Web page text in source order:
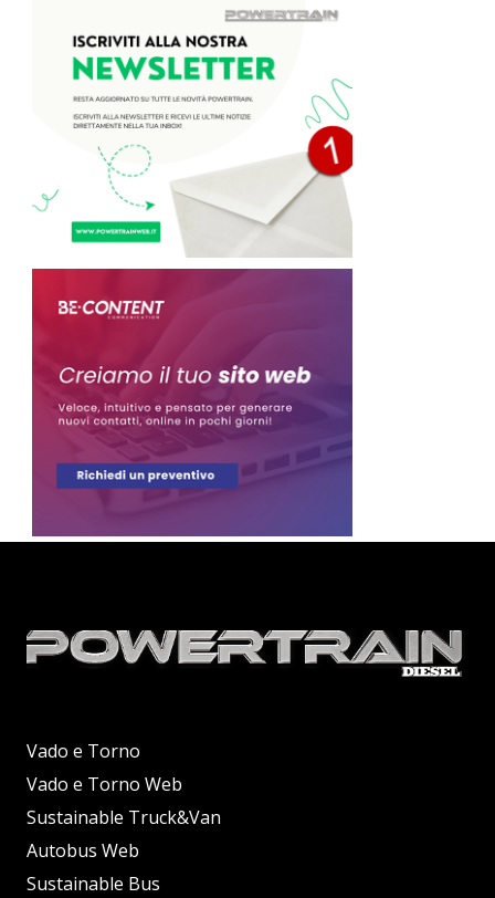
Vado e Torno
Vado e Torno Web
Sustainable Truck&Van
Autobus Web
Sustainable Bus